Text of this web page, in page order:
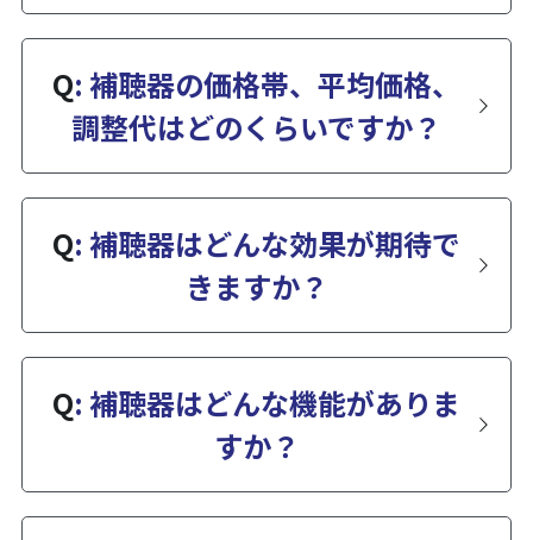
Q: 補聴器の価格帯、平均価格、
調整代はどのくらいですか？
Q: 補聴器はどんな効果が期待で
きますか？
Q: 補聴器はどんな機能がありま
すか？